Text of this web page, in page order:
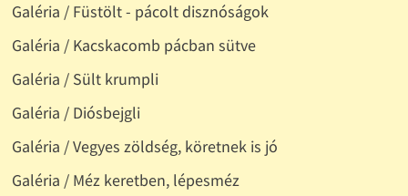
Galéria / Füstölt - pácolt disznóságok
Galéria / Kacskacomb pácban sütve
Galéria / Sült krumpli
Galéria / Diósbejgli
Galéria / Vegyes zöldség, köretnek is jó
Galéria / Méz keretben, lépesméz